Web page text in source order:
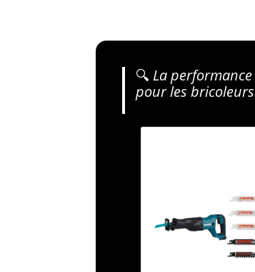
🔍 La
pour les